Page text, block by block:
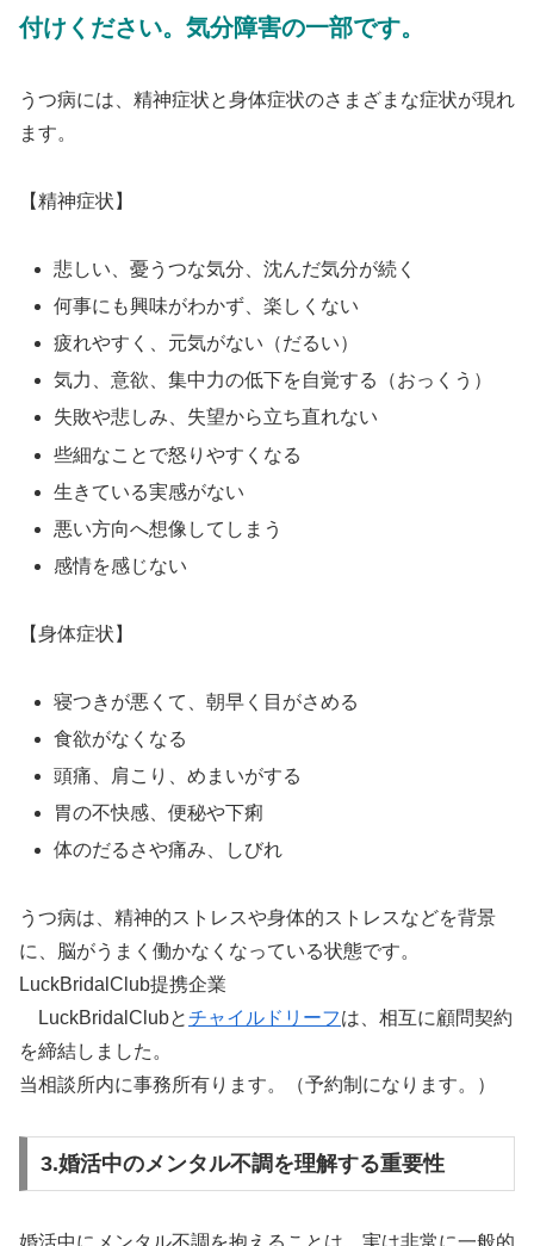
付けください。気分障害の一部です。
うつ病には、精神症状と身体症状のさまざまな症状が現れ
ます。
【精神症状】
悲しい、憂うつな気分、沈んだ気分が続く
何事にも興味がわかず、楽しくない
疲れやすく、元気がない（だるい）
気力、意欲、集中力の低下を自覚する（おっくう）
失敗や悲しみ、失望から立ち直れない
些細なことで怒りやすくなる
生きている実感がない
悪い方向へ想像してしまう
感情を感じない
【身体症状】
寝つきが悪くて、朝早く目がさめる
食欲がなくなる
頭痛、肩こり、めまいがする
胃の不快感、便秘や下痢
体のだるさや痛み、しびれ
うつ病は、精神的ストレスや身体的ストレスなどを背景
に、脳がうまく働かなくなっている状態です。
LuckBridalClub提携企業
LuckBridalClubとチャイルドリーフは、相互に顧問契約
を締結しました。
当相談所内に事務所有ります。（予約制になります。）
3.婚活中のメンタル不調を理解する重要性
婚活中にメンタル不調を抱えることは、実は非常に一般的